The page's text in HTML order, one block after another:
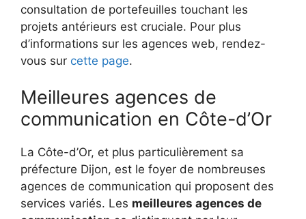
consultation de portefeuilles touchant les
projets antérieurs est cruciale. Pour plus
d’informations sur les agences web, rendez-
vous sur cette page.
Meilleures agences de
communication en Côte-d’Or
La Côte-d’Or, et plus particulièrement sa
préfecture Dijon, est le foyer de nombreuses
agences de communication qui proposent des
services variés. Les meilleures agences de